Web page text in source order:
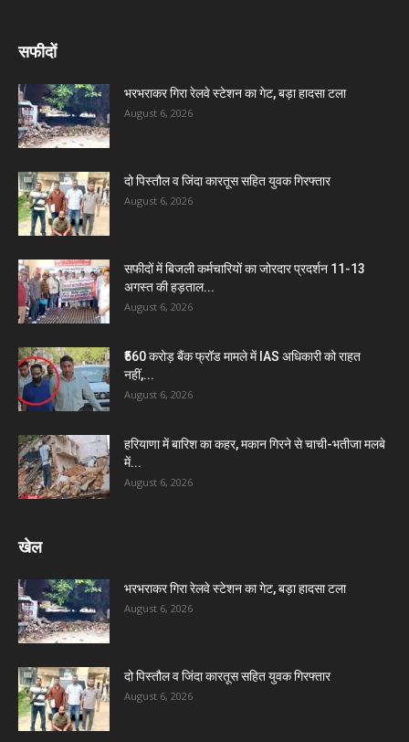
सफीदों
भरभराकर गिरा रेलवे स्टेशन का गेट, बड़ा हादसा टला
August 6, 2026
दो पिस्तौल व जिंदा कारतूस सहित युवक गिरफ्तार
August 6, 2026
सफीदों में बिजली कर्मचारियों का जोरदार प्रदर्शन 11-13
अगस्त की हड़ताल...
August 6, 2026
₹560 करोड़ बैंक फ्रॉड मामले में IAS अधिकारी को राहत
नहीं,...
August 6, 2026
हरियाणा में बारिश का कहर, मकान गिरने से चाची-भतीजा मलबे
में...
August 6, 2026
खेल
भरभराकर गिरा रेलवे स्टेशन का गेट, बड़ा हादसा टला
August 6, 2026
दो पिस्तौल व जिंदा कारतूस सहित युवक गिरफ्तार
August 6, 2026